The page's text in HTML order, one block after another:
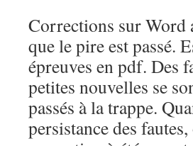
Corrections sur Word
que le pire est passé.
épreuves en pdf. Des
petites nouvelles se
passés à la trappe.
persistance des